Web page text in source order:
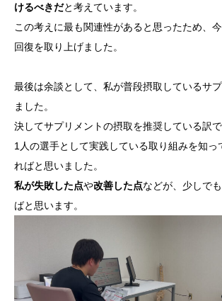
けるべきだと考えています。
この考えに最も関連性があると思ったため、
回復を取り上げました。
最後は余談として、私が普段摂取しているサ
ました。
決してサプリメントの摂取を推奨している訳で
1人の選手として実践している取り組みを知っ
ればと思いました。
私が失敗した点や改善した点などが、少しで
ばと思います。